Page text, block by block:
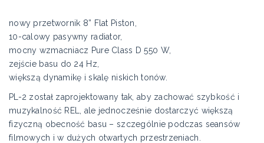
nowy przetwornik 8” Flat Piston,
10-calowy pasywny radiator,
mocny wzmacniacz Pure Class D 550 W,
zejście basu do 24 Hz,
większą dynamikę i skalę niskich tonów.
PL-2 został zaprojektowany tak, aby zachować szybkość i
muzykalność REL, ale jednocześnie dostarczyć większą
fizyczną obecność basu – szczególnie podczas seansów
filmowych i w dużych otwartych przestrzeniach.